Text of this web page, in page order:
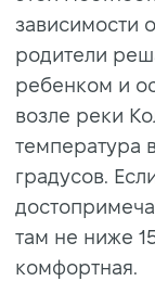
зависимости
родители
ребенком и
возле реки
температура
градусов.
там не ниже
комфортная.